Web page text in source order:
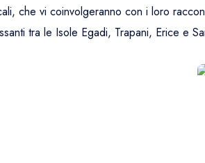
Trapani ed Erice
Altre
che vi coinvolgeranno con i loro
tra le Isole Egadi, Trapani, Erice e